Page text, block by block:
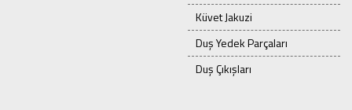
Küvet Jakuzi
Duş Yedek Parçaları
Duş Çıkışları